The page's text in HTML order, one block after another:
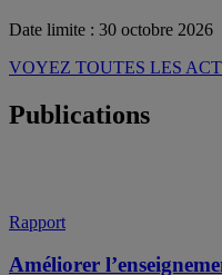
Date limite : 30 octobre 2026
VOYEZ TOUTES LES
Publications
Rapport
Améliorer